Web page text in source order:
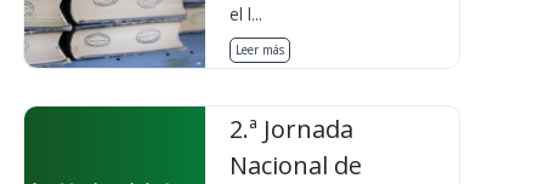
el l...
Leer más
2.ª Jornada
Nacional de